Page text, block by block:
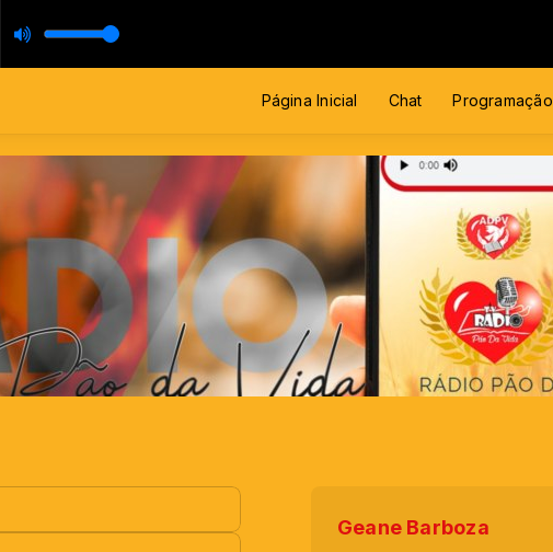
Página Inicial Chat Programação
Geane Barboza